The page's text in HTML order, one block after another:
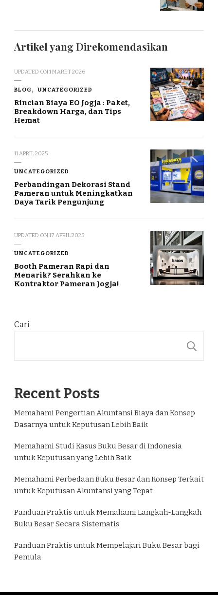
Artikel yang Direkomendasikan
UPDATED ON1 MARET 2026
BLOG UNCATEGORIZED
Rincian Biaya EO Jogja : Paket,
Breakdown Harga, dan Tips
Hemat
11 APRIL 2025
UNCATEGORIZED
Perbandingan Dekorasi Stand
Pameran untuk Meningkatkan
Daya Tarik Pengunjung
UPDATED ON17 APRIL 2025
UNCATEGORIZED
Booth Pameran Rapi dan
Menarik? Serahkan ke
Kontraktor Pameran Jogja!
Cari
Recent Posts
Memahami Pengertian Akuntansi Biaya dan Konsep
Dasarnya untuk Keputusan Lebih Baik
Memahami Studi Kasus Buku Besar di Indonesia
untuk Keputusan yang Lebih Baik
Memahami Perbedaan Buku Besar dan Konsep Terkait
untuk Keputusan Akuntansi yang Tepat
Panduan Praktis untuk Memahami Langkah-Langkah
Buku Besar Secara Sistematis
Panduan Praktis untuk Mempelajari Buku Besar bagi
Pemula